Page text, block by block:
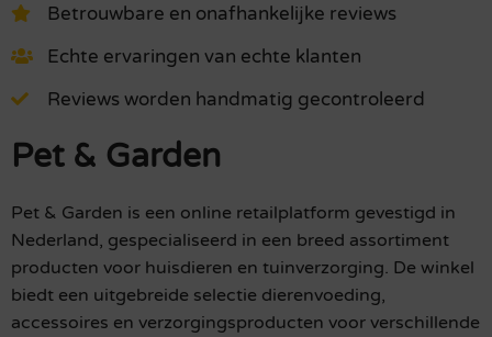
Betrouwbare en onafhankelijke reviews
Echte ervaringen van echte klanten
Reviews worden handmatig gecontroleerd
Pet & Garden
Pet & Garden is een online retailplatform gevestigd in
Nederland, gespecialiseerd in een breed assortiment
producten voor huisdieren en tuinverzorging. De winkel
biedt een uitgebreide selectie dierenvoeding,
accessoires en verzorgingsproducten voor verschillende